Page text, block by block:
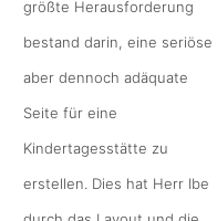
größte Herausforderung
bestand darin, eine seriöse
aber dennoch adäquate
Seite für eine
Kindertagesstätte zu
erstellen. Dies hat Herr Ibe